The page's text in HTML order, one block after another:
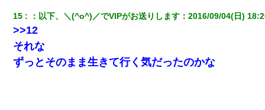
故私が怒鳴られなきゃいけなかったのだ
見合いにて。嫁「はじめまして」俺「失礼ですが○○さんご本人で
すか？」
15 ： 以下、＼(^o^)／でVIPがお送りします ：2016/09/04(日)
>>12
それな
ずっとそのまま生きて行く気だったのかな